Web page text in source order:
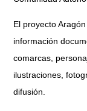
El proyecto
información
comarcas,
ilustraciones,
difusión.